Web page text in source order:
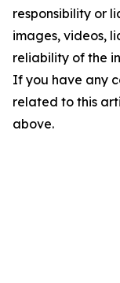
responsibility or
images, videos,
reliability of the
If you have any
related to this
above.